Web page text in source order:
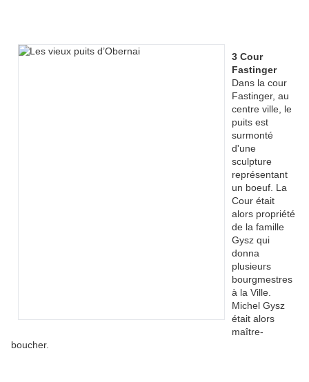
3 Cour
Fastinger
Dans la cour
Fastinger, au
centre ville, le
puits est
surmonté
d'une
sculpture
représentant
un boeuf. La
Cour était
alors propriété
de la famille
Gysz qui
donna
plusieurs
bourgmestres
à la Ville.
Michel Gysz
était alors
maître-
boucher.